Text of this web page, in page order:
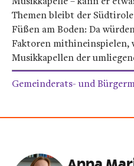
Themen bleibt der
Füßen am Boden: Da
Faktoren mithineinspielen,
Musikkapellen der
Gemeinderats- und